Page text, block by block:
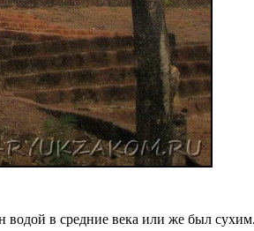
в средние века или же был сухим.